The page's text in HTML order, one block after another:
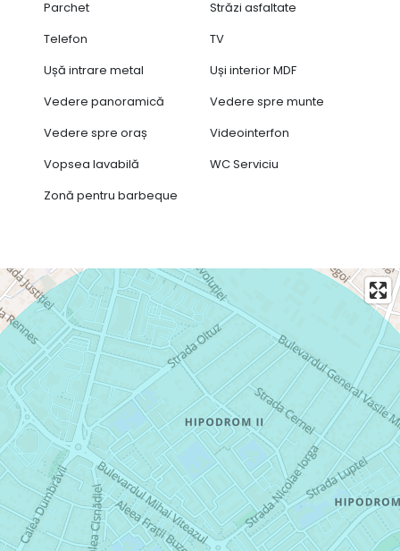
Parchet
Străzi asfaltate
Telefon
TV
Ușă intrare metal
Uși interior MDF
Vedere panoramică
Vedere spre munte
Vedere spre oraș
Videointerfon
Vopsea lavabilă
WC Serviciu
Zonă pentru barbeque